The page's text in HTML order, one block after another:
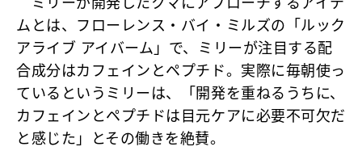
ムとは、フローレンス・バイ・ミルズの「ルック
アライブ アイバーム」で、ミリーが注目する配
合成分はカフェインとペプチド。実際に毎朝使っ
ているというミリーは、「開発を重ねるうちに、
カフェインとペプチドは目元ケアに必要不可欠だ
と感じた」とその働きを絶賛。